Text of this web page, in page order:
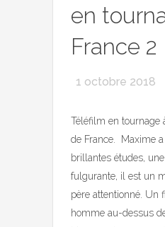
en
France 2
1 octobre 2018
Téléfilm en tournage
de France. Maxime
brillantes études,
fulgurante, il est un
père attentionné. Un
homme au-dessus